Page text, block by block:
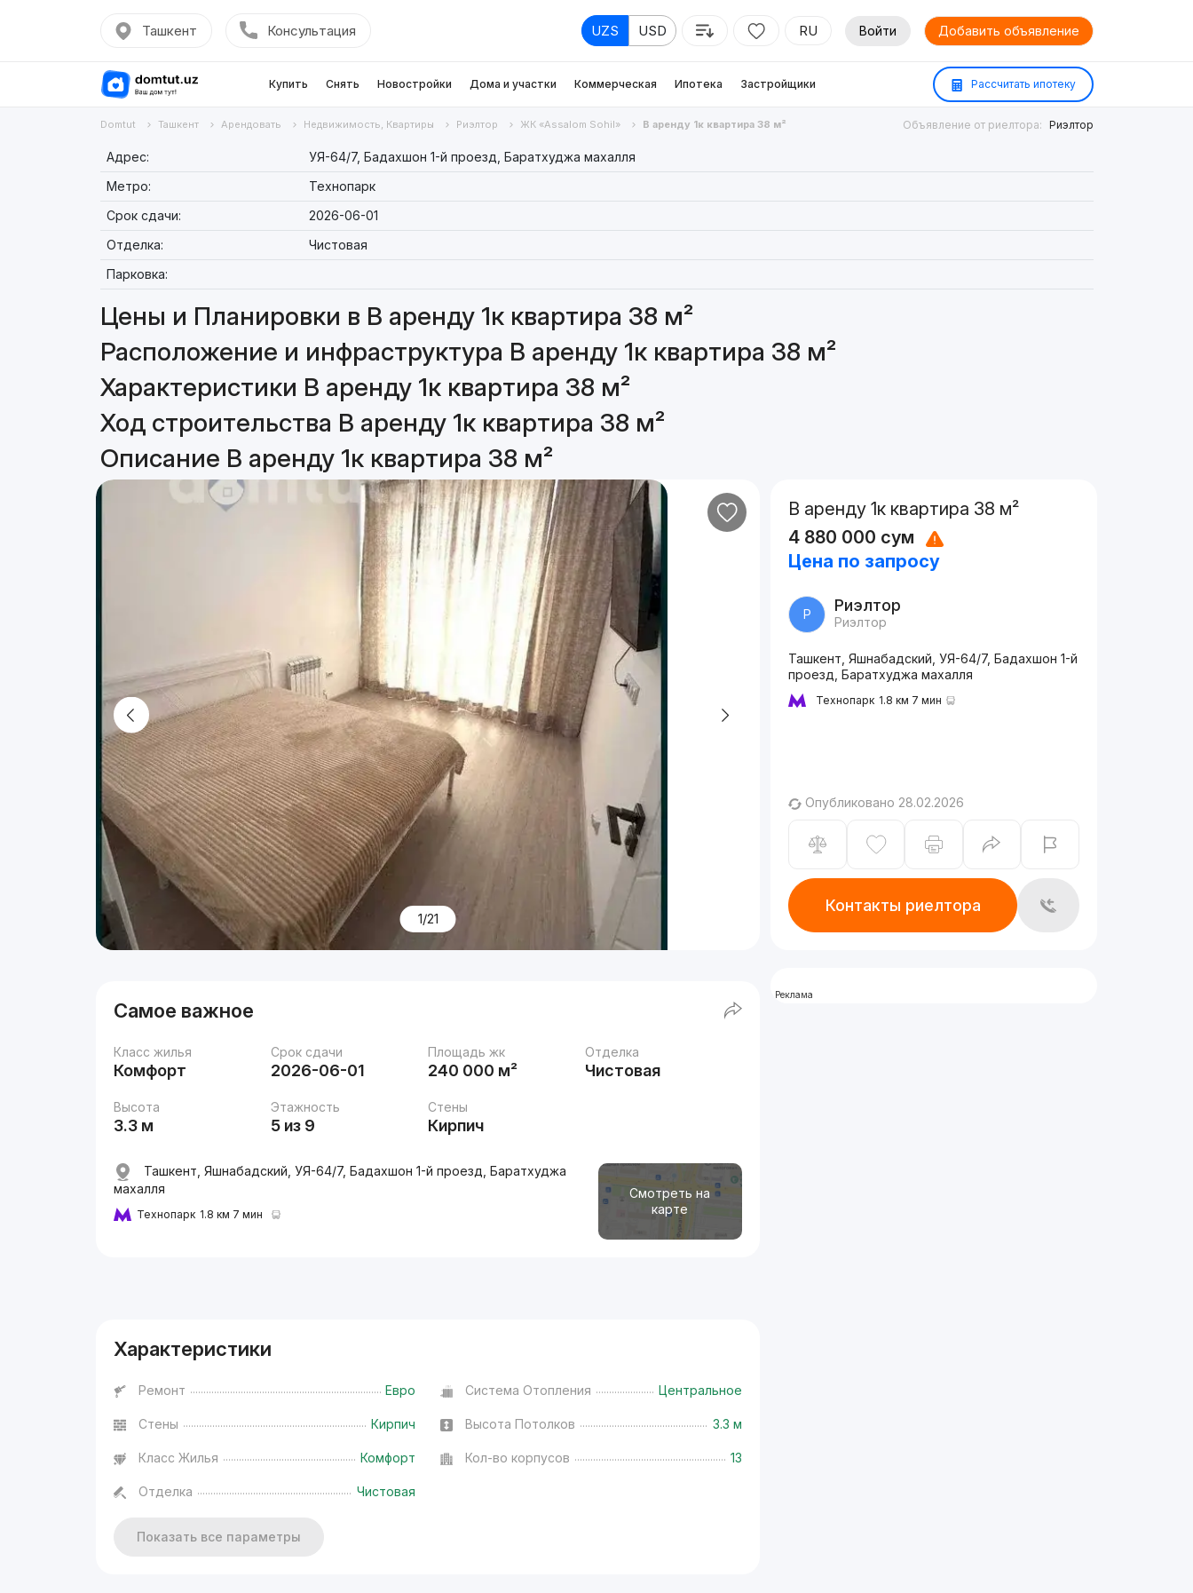
Ташкент Консультация UZS USD RU Войти Добавить объявление
Купить Снять Новостройки Дома и участки Коммерческая Ипотека Застройщики Рассчитать ипотеку
Domtut Ташкент Арендовать Недвижимость, Квартиры Риэлтор ЖК «Assalom Sohil» В аренду 1к квартира 38 м² Объявление от риелтора: Риэлтор
Адрес:
УЯ-64/7, Бадахшон 1-й проезд, Баратхуджа махалля
Метро:
Технопарк
Срок сдачи:
2026-06-01
Отделка:
Чистовая
Парковка:
Цены и Планировки в В аренду 1к квартира 38 м²
Расположение и инфраструктура В аренду 1к квартира 38 м²
Характеристики В аренду 1к квартира 38 м²
Ход строительства В аренду 1к квартира 38 м²
Описание В аренду 1к квартира 38 м²
1/21
Самое важное
Класс жилья
Комфорт
Срок сдачи
2026-06-01
Площадь жк
240 000 м²
Отделка
Чистовая
Высота
3.3 м
Этажность
5 из 9
Стены
Кирпич
Смотреть на
карте
Ташкент, Яшнабадский, УЯ-64/7, Бадахшон 1-й проезд, Баратхуджа
махалля
Технопарк 1.8 км 7 мин
Характеристики
Ремонт Евро Система Отопления Центральное
Стены Кирпич Высота Потолков 3.3 м
Класс Жилья Комфорт Кол-во корпусов 13
Отделка Чистовая
Показать все параметры
В аренду 1к квартира 38 м²
4 880 000 сум
Цена по запросу
Р Риэлтор
Риэлтор
Ташкент, Яшнабадский, УЯ-64/7, Бадахшон 1-й
проезд, Баратхуджа махалля
Технопарк 1.8 км 7 мин
Опубликовано 28.02.2026
Контакты риелтора
Реклама